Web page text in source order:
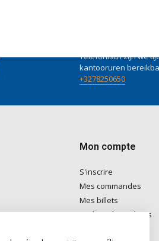
Telefonisch zijn we
kantooruren
+3278250650
Mon compte
S'inscrire
Mes commandes
Mes billets
Ma liste de souhaits